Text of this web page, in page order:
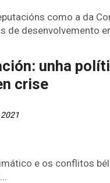
como a da
de desenvolvemento
unha
crise
2021
e os conflitos